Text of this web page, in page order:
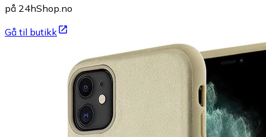
på 24hShop.no
Gå til butikk